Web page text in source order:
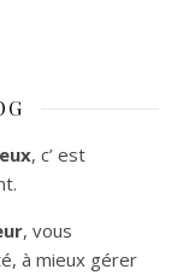
, c’ est
, vous
à mieux gérer